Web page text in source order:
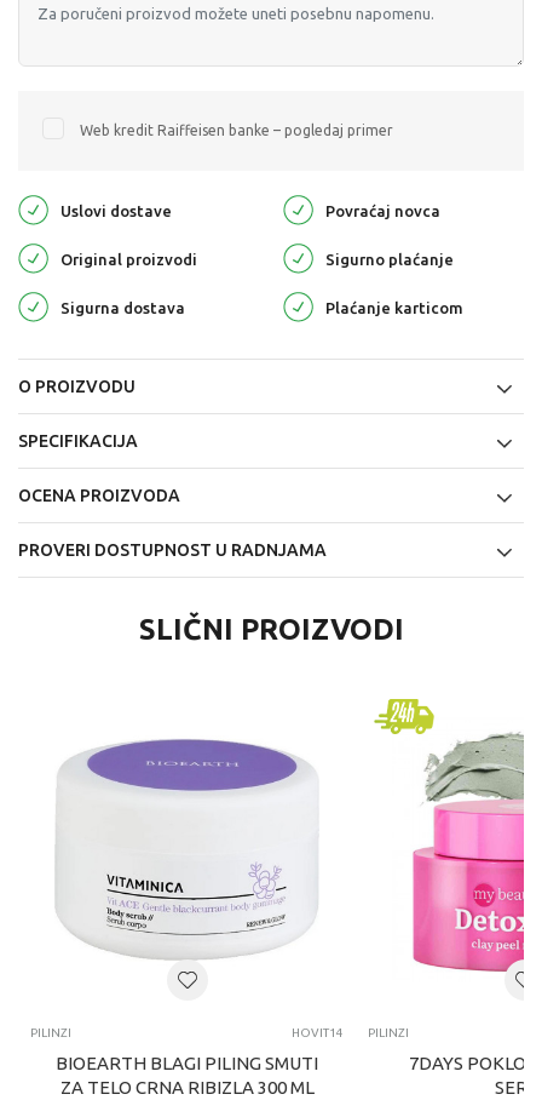
Web kredit Raiffeisen banke – pogledaj primer
Uslovi dostave Povraćaj novca
Original proizvodi Sigurno plaćanje
Sigurna dostava Plaćanje karticom
O PROIZVODU
SPECIFIKACIJA
OCENA PROIZVODA
PROVERI DOSTUPNOST U RADNJAMA
SLIČNI PROIZVODI
PILINZI HOVIT14
BIOEARTH BLAGI PILING SMUTI
ZA TELO CRNA RIBIZLA 300 ML
PILINZI
7DAYS